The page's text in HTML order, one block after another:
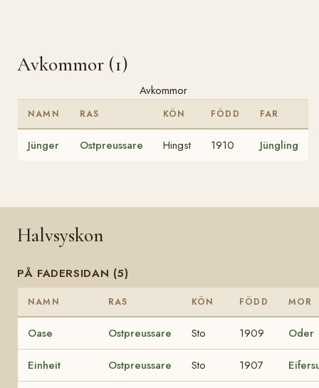
Avkommor (1)
Avkommor
NAMN RAS KÖN FÖDD FAR
Jünger Ostpreussare Hingst 1910 Jüngling
Halvsyskon
PÅ FADERSIDAN (5)
NAMN RAS KÖN FÖDD MOR
Oase Ostpreussare Sto 1909 Oder
Einheit Ostpreussare Sto 1907